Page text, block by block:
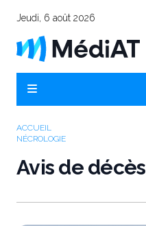
Jeudi, 6 août 2026
ACCUEIL
NÉCROLOGIE
Avis de décès